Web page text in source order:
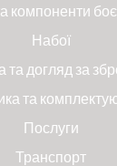
компоненти
Набої
та догляд за
та
Послуги
Транспорт